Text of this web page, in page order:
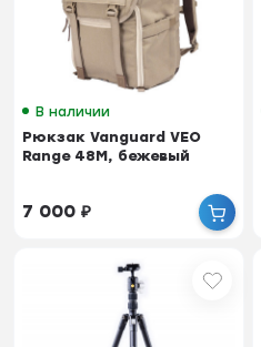
В наличии
Рюкзак Vanguard VEO
Range 48M, бежевый
7 000₽